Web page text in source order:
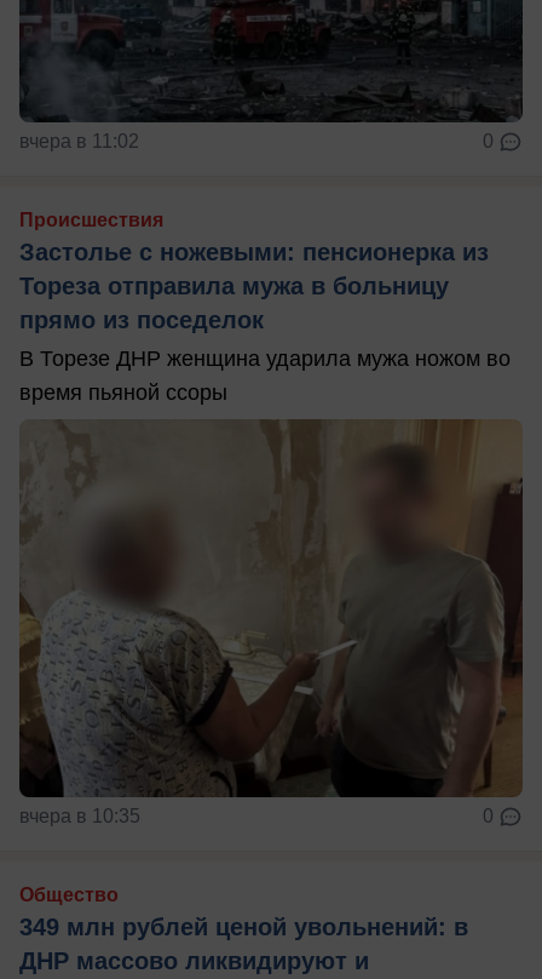
вчера в 11:02 0
Происшествия
Застолье с ножевыми: пенсионерка из
Тореза отправила мужа в больницу
прямо из поседелок
В Торезе ДНР женщина ударила мужа ножом во
время пьяной ссоры
вчера в 10:35 0
Общество
349 млн рублей ценой увольнений: в
ДНР массово ликвидируют и